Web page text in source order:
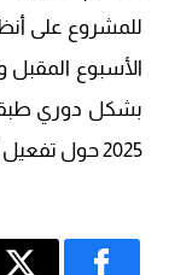
للمشروع على
الأسبوع المقبل
2025 حول تفعيل الحوار الاجتماعي القطاعي و انتظامه .